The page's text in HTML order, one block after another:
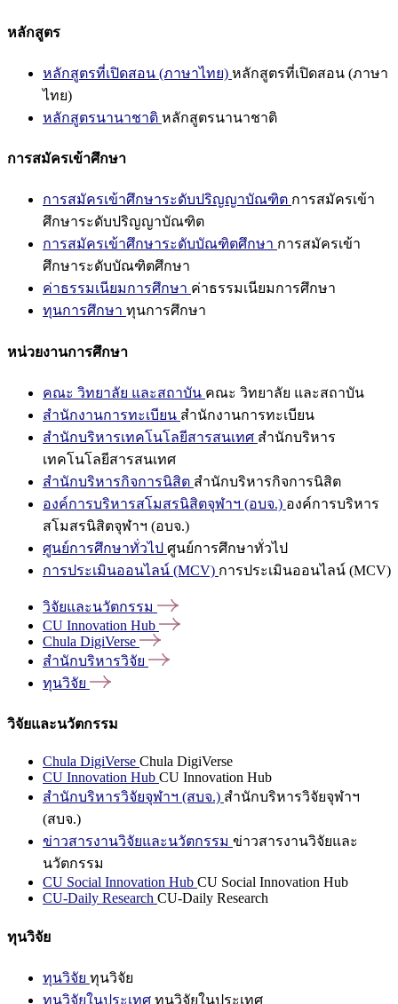
หลักสูตร
หลักสูตรที่เปิดสอน (ภาษาไทย) หลักสูตรที่เปิดสอน (ภาษา
ไทย)
หลักสูตรนานาชาติ หลักสูตรนานาชาติ
การสมัครเข้าศึกษา
การสมัครเข้าศึกษาระดับปริญญาบัณฑิต การสมัครเข้า
ศึกษาระดับปริญญาบัณฑิต
การสมัครเข้าศึกษาระดับบัณฑิตศึกษา การสมัครเข้า
ศึกษาระดับบัณฑิตศึกษา
ค่าธรรมเนียมการศึกษา ค่าธรรมเนียมการศึกษา
ทุนการศึกษา ทุนการศึกษา
หน่วยงานการศึกษา
คณะ วิทยาลัย และสถาบัน คณะ วิทยาลัย และสถาบัน
สำนักงานการทะเบียน สำนักงานการทะเบียน
สำนักบริหารเทคโนโลยีสารสนเทศ สำนักบริหาร
เทคโนโลยีสารสนเทศ
สำนักบริหารกิจการนิสิต สำนักบริหารกิจการนิสิต
องค์การบริหารสโมสรนิสิตจุฬาฯ (อบจ.) องค์การบริหาร
สโมสรนิสิตจุฬาฯ (อบจ.)
ศูนย์การศึกษาทั่วไป ศูนย์การศึกษาทั่วไป
การประเมินออนไลน์ (MCV) การประเมินออนไลน์ (MCV)
วิจัยและนวัตกรรม
CU Innovation Hub
Chula DigiVerse
สำนักบริหารวิจัย
ทุนวิจัย
วิจัยและนวัตกรรม
Chula DigiVerse Chula DigiVerse
CU Innovation Hub CU Innovation Hub
สำนักบริหารวิจัยจุฬาฯ (สบจ.) สำนักบริหารวิจัยจุฬาฯ
(สบจ.)
ข่าวสารงานวิจัยและนวัตกรรม ข่าวสารงานวิจัยและ
นวัตกรรม
CU Social Innovation Hub CU Social Innovation Hub
CU-Daily Research CU-Daily Research
ทุนวิจัย
ทุนวิจัย ทุนวิจัย
ทุนวิจัยในประเทศ ทุนวิจัยในประเทศ